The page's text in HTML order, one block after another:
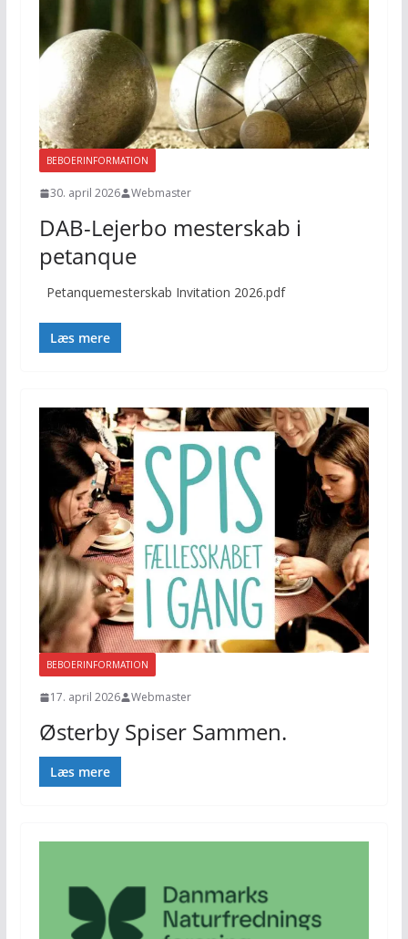
BEBOERINFORMATION
30. april 2026 Webmaster
DAB-Lejerbo mesterskab i
petanque
Petanquemesterskab Invitation 2026.pdf
Læs mere
BEBOERINFORMATION
17. april 2026 Webmaster
Østerby Spiser Sammen.
Læs mere